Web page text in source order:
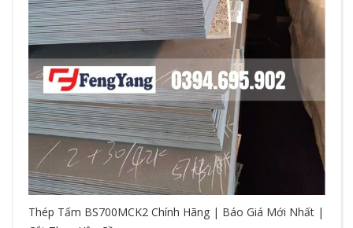
Thép Tấm BS700MCK2 Chính Hãng | Báo Giá Mới Nhất |